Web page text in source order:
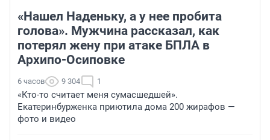
«Нашел Наденьку, а у нее пробита
голова». Мужчина рассказал, как
потерял жену при атаке БПЛА в
Архипо-Осиповке
6 часов 9 304 1
«Кто-то считает меня сумасшедшей».
Екатеринбурженка приютила дома 200 жирафов —
фото и видео